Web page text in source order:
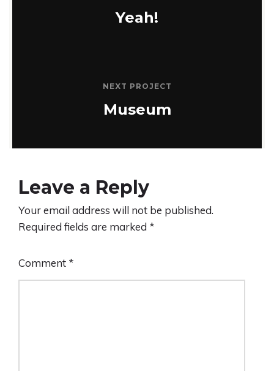
Yeah!
NEXT PROJECT
Museum
Leave a Reply
Your email address will not be published.
Required fields are marked *
Comment *